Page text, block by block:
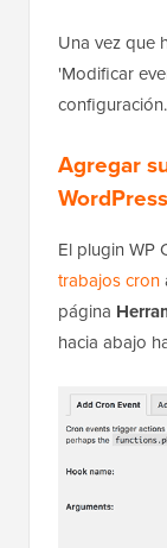
Una vez que
'Modificar
configuración.
Agregar
WordPress
El plugin WP
trabajos cron
página
hacia abajo